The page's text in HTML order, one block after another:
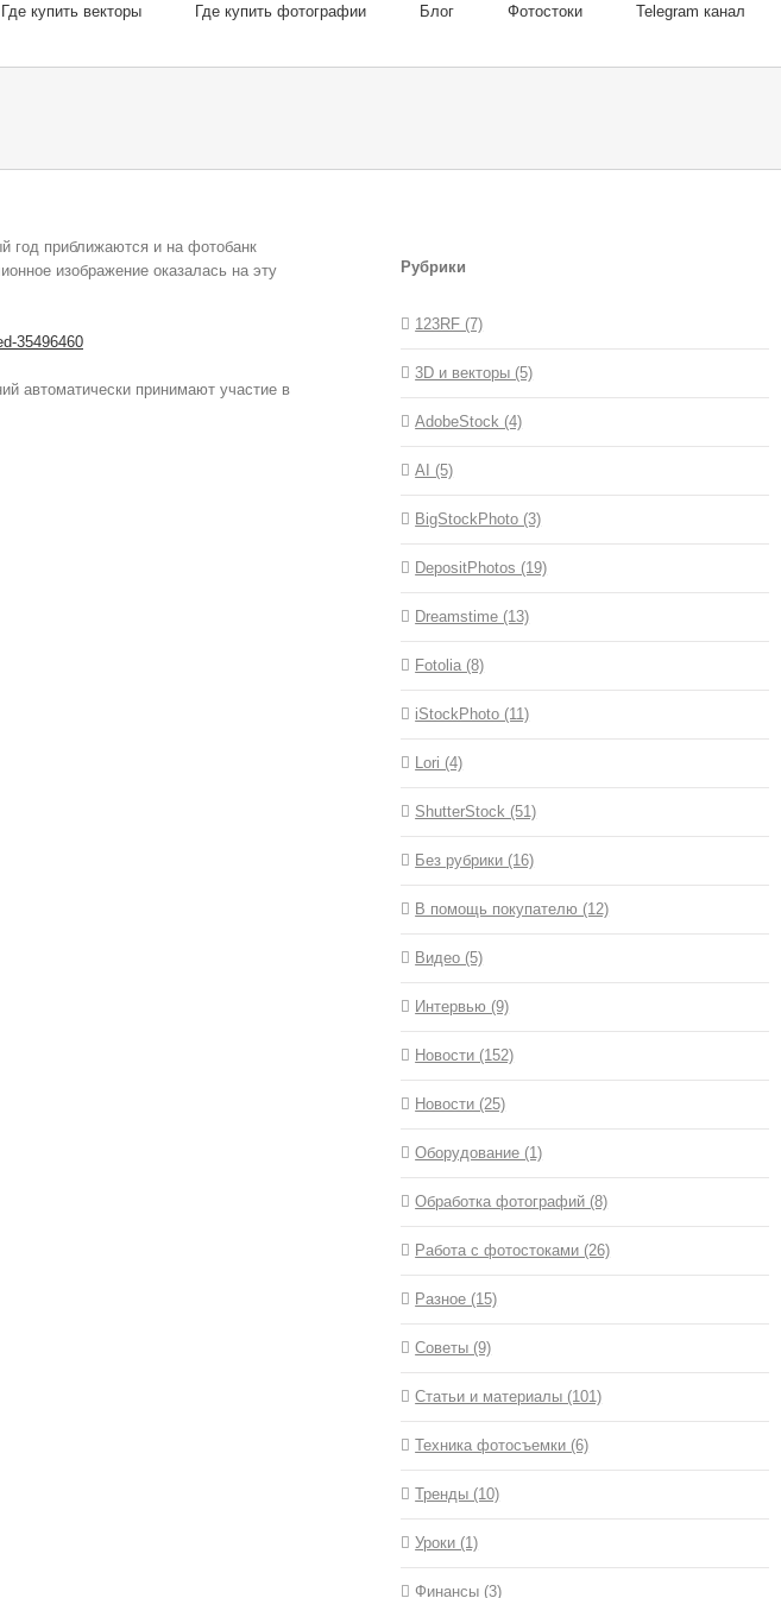
Где купить векторы Где купить фотографии Блог Фотостоки Telegram канал
год приближаются и на фотобанк
изображение оказалась на эту
автоматически принимают участие в
Рубрики
123RF (7)
3D и векторы (5)
AdobeStock (4)
AI (5)
BigStockPhoto (3)
DepositPhotos (19)
Dreamstime (13)
Fotolia (8)
iStockPhoto (11)
Lori (4)
ShutterStock (51)
Без рубрики (16)
В помощь покупателю (12)
Видео (5)
Интервью (9)
Новости (152)
Новости (25)
Оборудование (1)
Обработка фотографий (8)
Работа с фотостоками (26)
Разное (15)
Советы (9)
Статьи и материалы (101)
Техника фотосъемки (6)
Тренды (10)
Уроки (1)
Финансы (3)